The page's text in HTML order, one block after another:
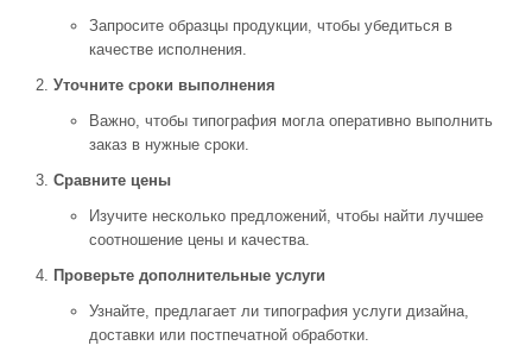
Запросите образцы продукции, чтобы убедиться в
качестве исполнения.
Уточните сроки выполнения
Важно, чтобы типография могла оперативно выполнить
заказ в нужные сроки.
Сравните цены
Изучите несколько предложений, чтобы найти лучшее
соотношение цены и качества.
Проверьте дополнительные услуги
Узнайте, предлагает ли типография услуги дизайна,
доставки или постпечатной обработки.